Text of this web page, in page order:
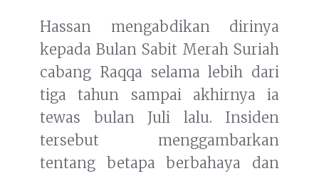
Hassan mengabdikan dirinya
kepada Bulan Sabit Merah Suriah
cabang Raqqa selama lebih dari
tiga tahun sampai akhirnya ia
tewas bulan Juli lalu. Insiden
tersebut menggambarkan
tentang betapa berbahaya dan